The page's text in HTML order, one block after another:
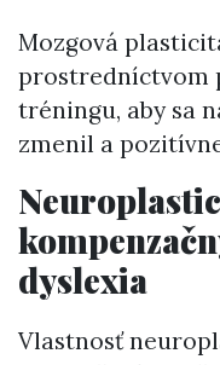
Mozgová
prostredníctvom
tréningu, aby sa
zmenil a
dyslexia
Vlastnosť